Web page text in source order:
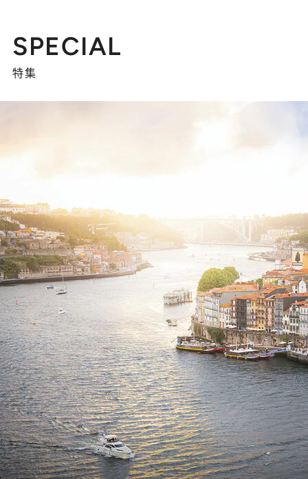
SPECIAL
特集